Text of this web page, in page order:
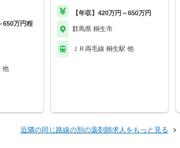
650万円程
他
【年収】420万円～650万円
群馬県 桐生市
ＪＲ両毛線 桐生駅 他
近隣の同じ路線の別の薬剤師求人をもっと見る